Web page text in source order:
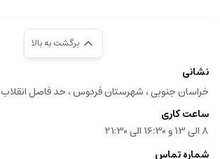
برگشت به بالا
نشانی
خراسان جنوبی ، شهرستان فردوس ، حد فاصل انقلاب 5 و 7
ساعت کاری
8 الی 13 و 16:30 الی 21:30
شماره تماس